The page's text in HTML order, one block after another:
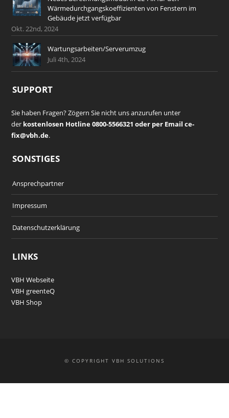
Wärmedurchgangskoeffizienten von Fenstern im
Gebäude jetzt verfügbar
Okt. 22nd, 2024
Wartungsarbeiten/Serverumzug
Juli 4th, 2024
SUPPORT
Sie haben Fragen? Zögern Sie nicht uns anzurufen unter
der kostenlosen Hotline 0800-5566321 oder per Email ce-
fix@vbh.de.
SONSTIGES
Ansprechpartner
Impressum
Datenschutzerklärung
LINKS
VBH Webseite
VBH greenteQ
VBH Shop
© COPYRIGHT VBH SOLUTIONS